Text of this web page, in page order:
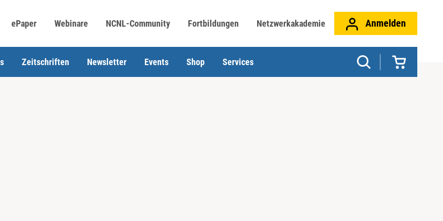
ePaper Webinare NCNL-Community Fortbildungen Netzwerkakademie Anmelden
Zeitschriften Newsletter Events Shop Services